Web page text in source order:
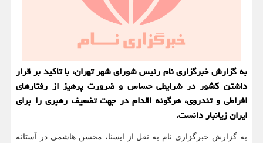
به گزارش خبرگزاری نام رئیس شورای شهر تهران، با تاكید بر قرار
داشتن كشور در شرایطی حساس و ضرورت پرهیز از رفتارهای
افراطی و تندروی، هرگونه اقدام در جهت تضعیف رهبری را برای
ایران زیانبار دانست.
به گزارش خبرگزاری نام به نقل از ایسنا، محسن هاشمی در آستانه